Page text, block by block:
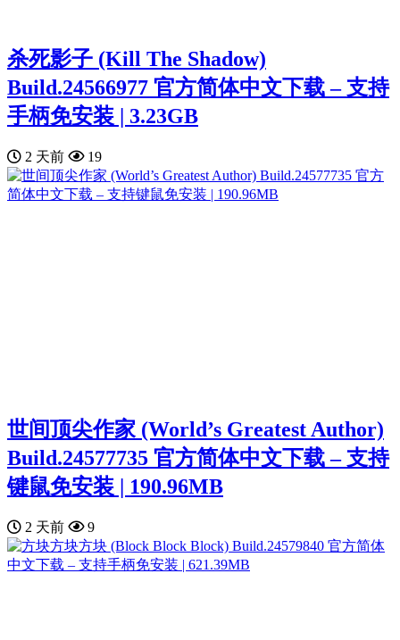
杀死影子 (Kill The Shadow)
Build.24566977 官方简体中文下载 – 支持
手柄免安装 | 3.23GB
2 天前 19
世间顶尖作家 (World’s Greatest Author)
Build.24577735 官方简体中文下载 – 支持
键鼠免安装 | 190.96MB
2 天前 9